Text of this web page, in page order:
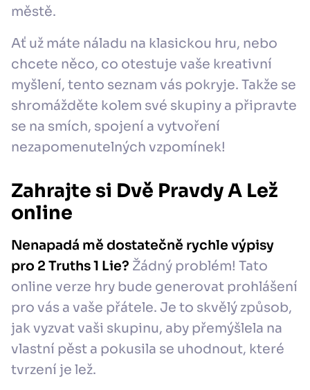
městě.
Ať už máte náladu na klasickou hru, nebo
chcete něco, co otestuje vaše kreativní
myšlení, tento seznam vás pokryje. Takže se
shromážděte kolem své skupiny a připravte
se na smích, spojení a vytvoření
nezapomenutelných vzpomínek!
Zahrajte si Dvě Pravdy A Lež
online
Nenapadá mě dostatečně rychle výpisy
pro 2 Truths 1 Lie? Žádný problém! Tato
online verze hry bude generovat prohlášení
pro vás a vaše přátele. Je to skvělý způsob,
jak vyzvat vaši skupinu, aby přemýšlela na
vlastní pěst a pokusila se uhodnout, které
tvrzení je lež.